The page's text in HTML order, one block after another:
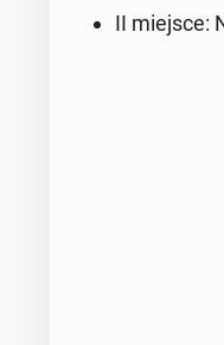
II miejsce: